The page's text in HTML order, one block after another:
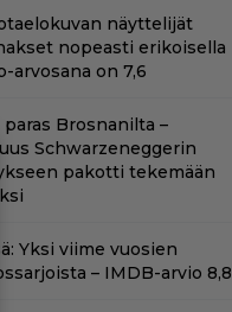
näyttelijät
nopeasti erikoisella
arvosana on 7,6
Brosnanilta –
Schwarzeneggerin
pakotti tekemään
Yksi viime vuosien
– IMDB-arvio 8,8